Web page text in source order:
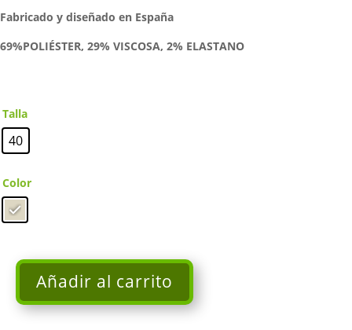
Fabricado y diseñado en España
69%POLIÉSTER, 29% VISCOSA, 2% ELASTANO
Talla
40
Color
Vestido
cuadros
Añadir al carrito